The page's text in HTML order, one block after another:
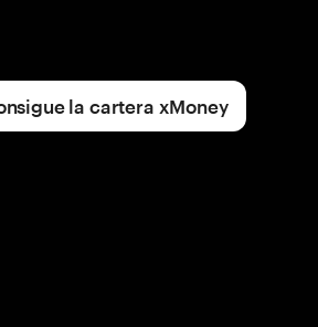
la cartera xMoney